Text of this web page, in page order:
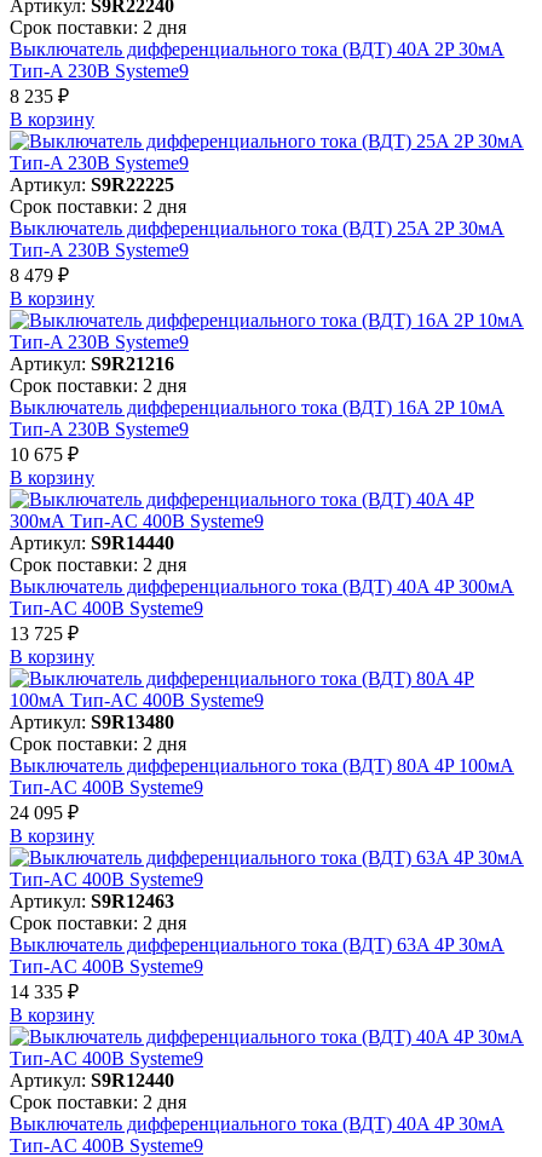
Артикул: S9R22240
Срок поставки: 2 дня
Выключатель дифференциального тока (ВДТ) 40A 2P 30мА
Тип-A 230В Systeme9
8 235 ₽
В корзинy
Артикул: S9R22225
Срок поставки: 2 дня
Выключатель дифференциального тока (ВДТ) 25A 2P 30мА
Тип-A 230В Systeme9
8 479 ₽
В корзинy
Артикул: S9R21216
Срок поставки: 2 дня
Выключатель дифференциального тока (ВДТ) 16A 2P 10мА
Тип-A 230В Systeme9
10 675 ₽
В корзинy
Артикул: S9R14440
Срок поставки: 2 дня
Выключатель дифференциального тока (ВДТ) 40A 4P 300мА
Тип-AC 400В Systeme9
13 725 ₽
В корзинy
Артикул: S9R13480
Срок поставки: 2 дня
Выключатель дифференциального тока (ВДТ) 80A 4P 100мА
Тип-AC 400В Systeme9
24 095 ₽
В корзинy
Артикул: S9R12463
Срок поставки: 2 дня
Выключатель дифференциального тока (ВДТ) 63A 4P 30мА
Тип-AC 400В Systeme9
14 335 ₽
В корзинy
Артикул: S9R12440
Срок поставки: 2 дня
Выключатель дифференциального тока (ВДТ) 40A 4P 30мА
Тип-AC 400В Systeme9